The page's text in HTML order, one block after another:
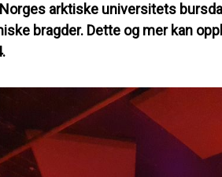
arktiske universitets
bragder. Dette og mer kan